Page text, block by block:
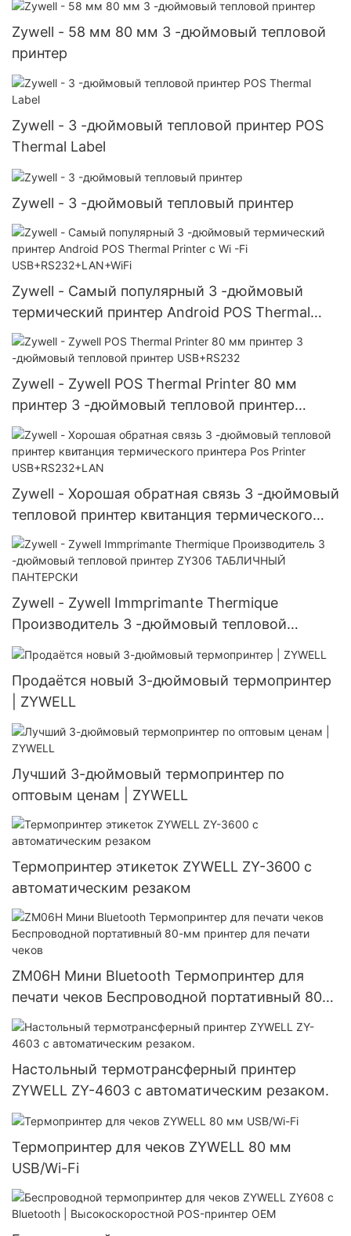
Zywell - 58 мм 80 мм 3 -дюймовый тепловой
принтер
Zywell - 3 -дюймовый тепловой принтер POS
Thermal Label
Zywell - 3 -дюймовый тепловый принтер
Zywell - Самый популярный 3 -дюймовый
термический принтер Android POS Thermal
Printer с Wi -Fi USB+RS232+LAN+WiFi
Zywell - Zywell POS Thermal Printer 80 мм
принтер 3 -дюймовый тепловой принтер
USB+RS232
Zywell - Хорошая обратная связь 3 -дюймовый
тепловой принтер квитанция термического
принтера Pos Printer USB+RS232+LAN
Zywell - Zywell Immprimante Thermique
Производитель 3 -дюймовый тепловой
принтер ZY306 ТАБЛИЧНЫЙ ПАНТЕРСКИ
Продаётся новый 3-дюймовый термопринтер
| ZYWELL
Лучший 3-дюймовый термопринтер по
оптовым ценам | ZYWELL
Термопринтер этикеток ZYWELL ZY-3600 с
автоматическим резаком
ZM06H Мини Bluetooth Термопринтер для
печати чеков Беспроводной портативный 80-
мм принтер для печати чеков
Настольный термотрансферный принтер
ZYWELL ZY-4603 с автоматическим резаком.
Термопринтер для чеков ZYWELL 80 мм
USB/Wi-Fi